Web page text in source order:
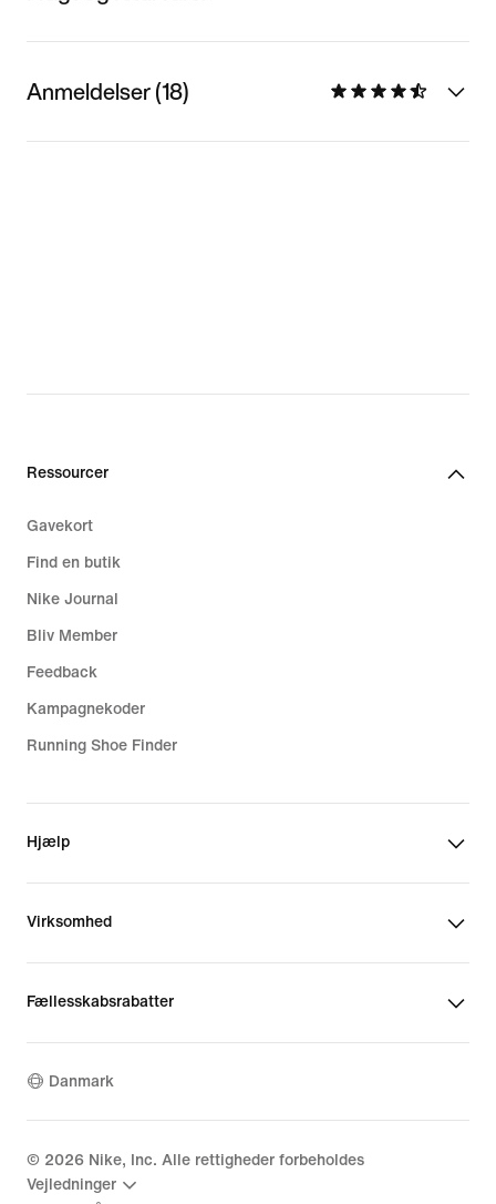
Anmeldelser (18)
Ressourcer
Gavekort
Find en butik
Nike Journal
Bliv Member
Feedback
Kampagnekoder
Running Shoe Finder
Hjælp
Virksomhed
Fællesskabsrabatter
Danmark
© 2026 Nike, Inc. Alle rettigheder forbeholdes
Vejledninger